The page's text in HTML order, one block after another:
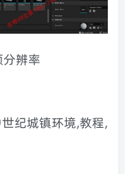
辨率
纪城镇环境,教程,